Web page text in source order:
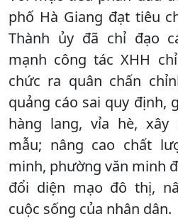
phố Hà Giang đạt tiêu
Thành ủy đã chỉ đạo
mạnh công tác XHH
chức ra quân chấn
quảng cáo sai quy định,
hàng lang, vỉa hè, xây
mẫu; nâng cao chất
minh, phường văn minh
đổi diện mạo đô thị,
cuộc sống của nhân dân.